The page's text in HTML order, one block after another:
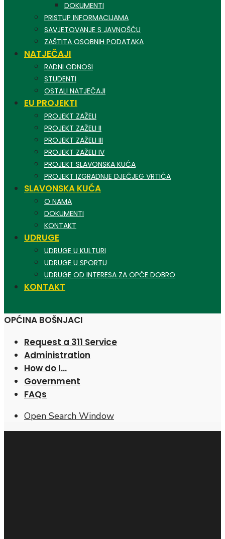
DOKUMENTI
PRISTUP INFORMACIJAMA
SAVJETOVANJE S JAVNOŠĆU
ZAŠTITA OSOBNIH PODATAKA
NATJEČAJI
RADNI ODNOSI
STUDENTI
OSTALI NATJEČAJI
EU PROJEKTI
PROJEKT ZAŽELI
PROJEKT ZAŽELI II
PROJEKT ZAŽELI III
PROJEKT ZAŽELI IV
PROJEKT SLAVONSKA KUĆA
PROJEKT IZGRADNJE DJEČJEG VRTIĆA
SLAVONSKA KUĆA
O NAMA
DOKUMENTI
KONTAKT
UDRUGE
UDRUGE U KULTURI
UDRUGE U SPORTU
UDRUGE OD INTERESA ZA OPĆE DOBRO
KONTAKT
OPĆINA BOŠNJACI
Request a 311 Service
Administration
How do I…
Government
FAQs
Open Search Window